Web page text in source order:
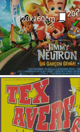
120x160cm
20€
✔